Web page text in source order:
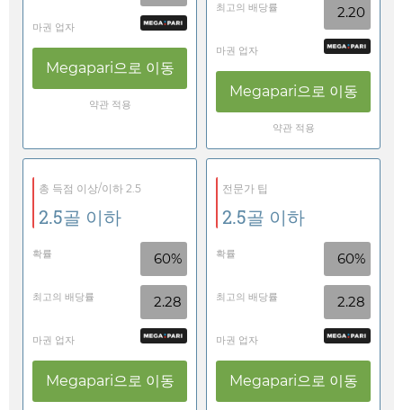
마권 업자
Megapari으로 이동
약관 적용
최고의 배당률 2.20
마권 업자
Megapari으로 이동
약관 적용
총 득점 이상/이하 2.5
2.5골 이하
확률 60%
최고의 배당률 2.28
마권 업자
Megapari으로 이동
전문가 팁
2.5골 이하
확률 60%
최고의 배당률 2.28
마권 업자
Megapari으로 이동